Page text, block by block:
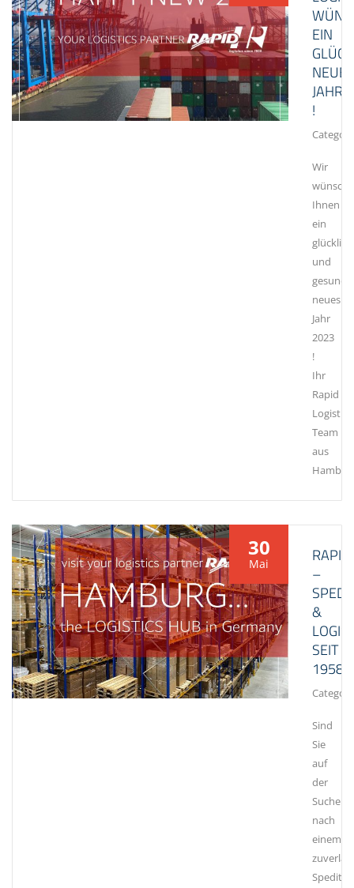
EIN
NEUES
JAHR
!
Wir
Ihnen
ein
und
neues
Jahr
2023
!
Ihr
Rapid
Logistics
Team
aus
30
Mai
RAPID
–
&
SEIT
1958
Sind
Sie
auf
der
Suche
nach
einem